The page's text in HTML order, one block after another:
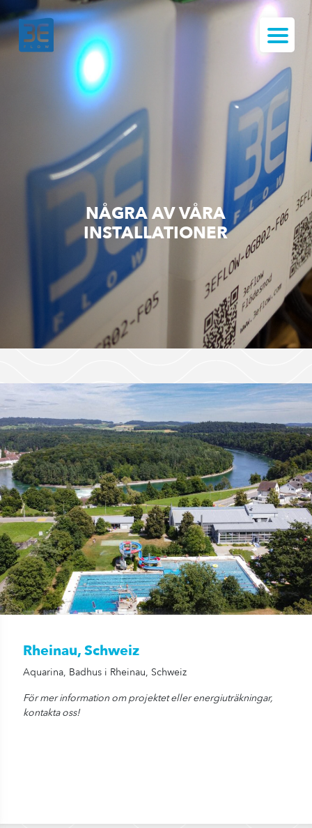
NÅGRA AV VÅRA
INSTALLATIONER
Rheinau, Schweiz
Aquarina, Badhus i Rheinau, Schweiz
För mer information om projektet eller energiuträkningar,
kontakta oss!